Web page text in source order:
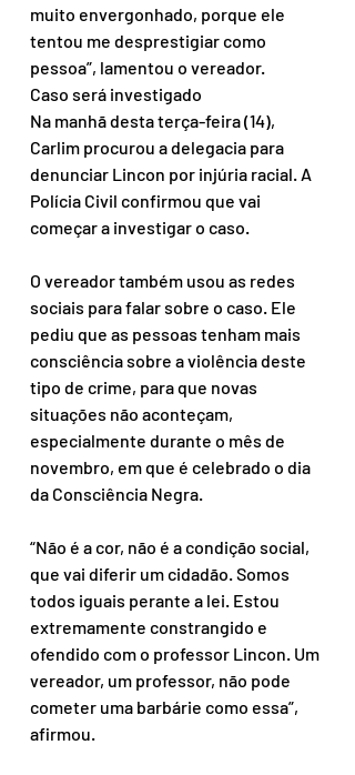
muito envergonhado, porque ele
tentou me desprestigiar como
pessoa”, lamentou o vereador.
Caso será investigado
Na manhã desta terça-feira (14),
Carlim procurou a delegacia para
denunciar Lincon por injúria racial. A
Polícia Civil confirmou que vai
começar a investigar o caso.
O vereador também usou as redes
sociais para falar sobre o caso. Ele
pediu que as pessoas tenham mais
consciência sobre a violência deste
tipo de crime, para que novas
situações não aconteçam,
especialmente durante o mês de
novembro, em que é celebrado o dia
da Consciência Negra.
“Não é a cor, não é a condição social,
que vai diferir um cidadão. Somos
todos iguais perante a lei. Estou
extremamente constrangido e
ofendido com o professor Lincon. Um
vereador, um professor, não pode
cometer uma barbárie como essa”,
afirmou.